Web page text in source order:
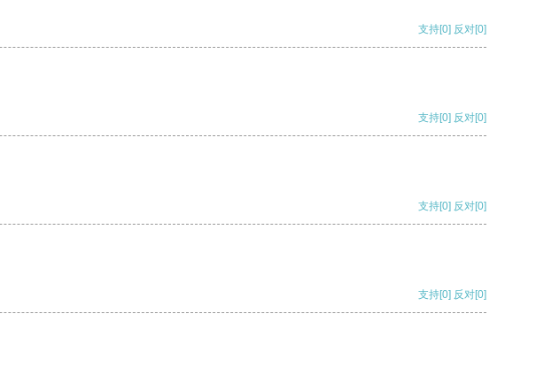
支持[0] 反对[0]
支持[0] 反对[0]
支持[0] 反对[0]
支持[0] 反对[0]